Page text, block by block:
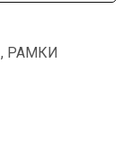
, РАМКИ